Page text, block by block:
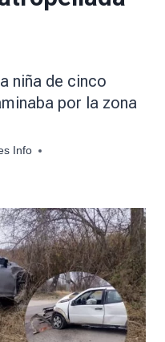
niña de cinco
por la zona
Info